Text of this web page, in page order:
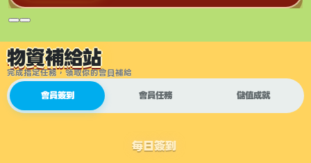
物資補給站
完成指定任務，領取你的會員補給
會員簽到 會員任務 儲值成就
每日簽到